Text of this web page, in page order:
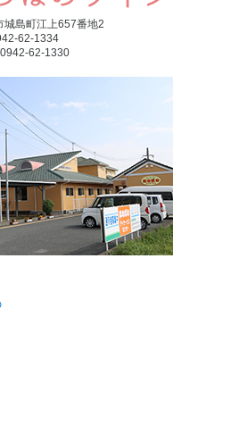
島町江上657番地2
62-1334
0942-62-1330